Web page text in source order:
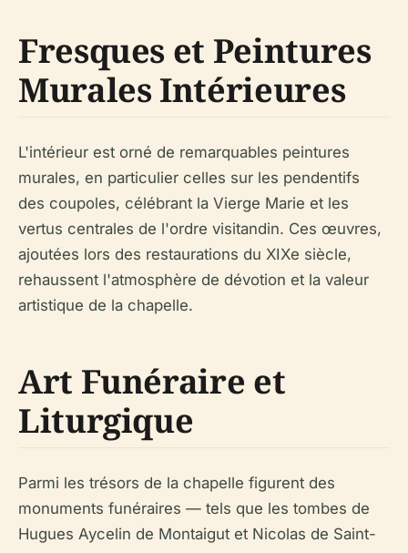
Fresques et Peintures
Murales Intérieures
L'intérieur est orné de remarquables peintures
murales, en particulier celles sur les pendentifs
des coupoles, célébrant la Vierge Marie et les
vertus centrales de l'ordre visitandin. Ces œuvres,
ajoutées lors des restaurations du XIXe siècle,
rehaussent l'atmosphère de dévotion et la valeur
artistique de la chapelle.
Art Funéraire et
Liturgique
Parmi les trésors de la chapelle figurent des
monuments funéraires — tels que les tombes de
Hugues Aycelin de Montaigut et Nicolas de Saint-